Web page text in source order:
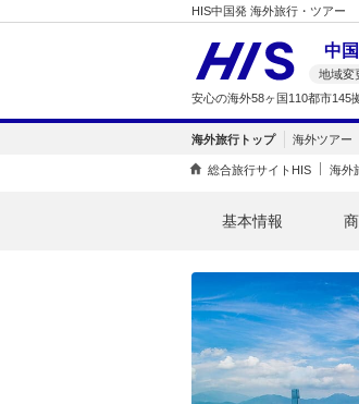
HIS中国発 海外旅行・ツアー
中
地域変
安心の海外58ヶ国110都市145
海外旅行トップ 海外ツアー
総合旅行サイトHIS 海外
基本情報